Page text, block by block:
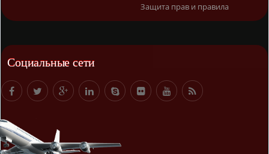
Защита прав и правила
Социальные сети